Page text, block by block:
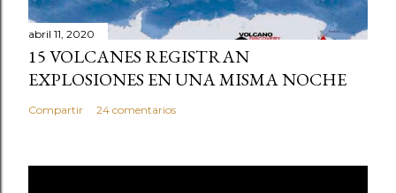
abril 11, 2020
15 VOLCANES REGISTRAN
EXPLOSIONES EN UNA MISMA NOCHE
Compartir 24 comentarios